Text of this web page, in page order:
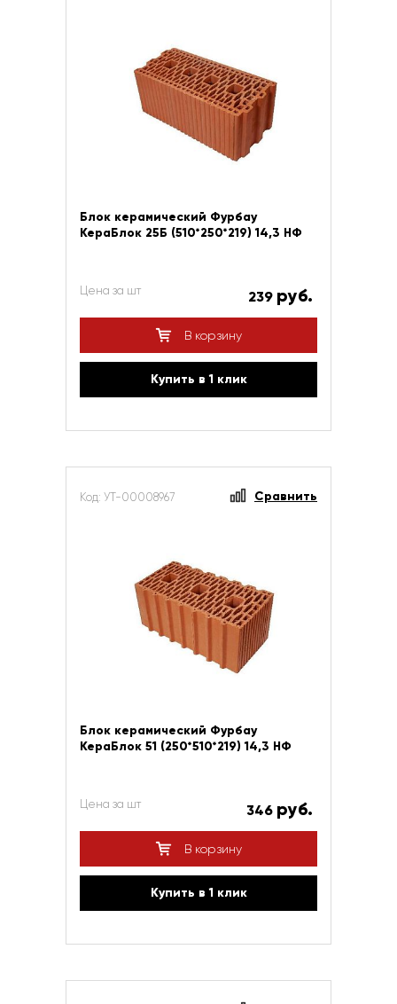
Блок керамический Фурбау
КераБлок 25Б (510*250*219) 14,3 НФ
Цена за шт 239 руб.
В корзину
Купить в 1 клик
Код: УТ-00008967 Сравнить
Блок керамический Фурбау
КераБлок 51 (250*510*219) 14,3 НФ
Цена за шт 346 руб.
В корзину
Купить в 1 клик